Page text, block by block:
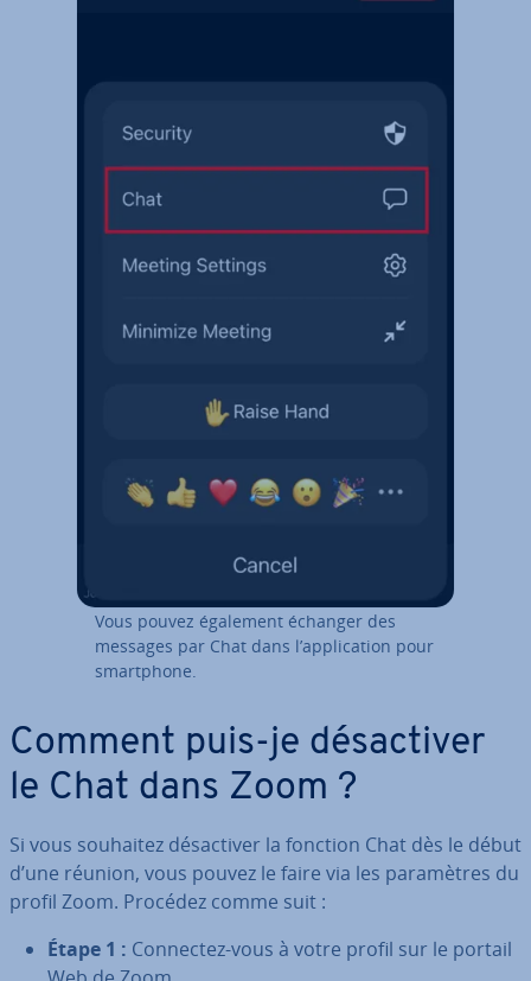
Vous pouvez également échanger des
messages par Chat dans l’ap­pli­ca­tion pour
smart­phone.
Comment puis-je dé­sac­ti­ver
le Chat dans Zoom ?
Si vous souhaitez dé­sac­ti­ver la fonction Chat dès le début
d’une réunion, vous pouvez le faire via les pa­ra­mètres du
profil Zoom. Procédez comme suit :
Étape 1 : Connectez-vous à votre profil sur le portail